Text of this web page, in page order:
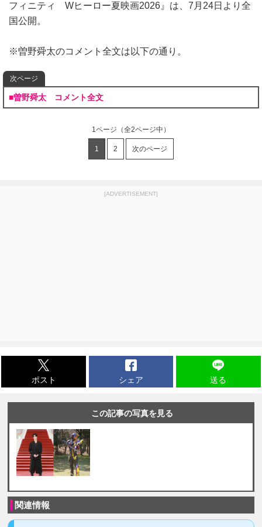
フィニティ Wヒーロー夏映画2026』は、7月24日より全
国公開。
※曽野舜太のコメント全文は以下の通り。
次ページ
■曽野舜太 コメント全文
1ページ （全2ページ中）
1 2 次のページ
[ADVERTISEMENT]
ポスト シェア 送る
この記事の写真を見る
関連情報